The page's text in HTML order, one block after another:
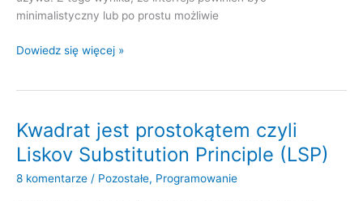
minimalistyczny lub po prostu możliwie
Interface
interfejs
powinien
być
jak
Dowiedz się więcej »
Kwadrat jest prostokątem czyli
Liskov Substitution Principle (LSP)
8 komentarze / Pozostałe, Programowanie